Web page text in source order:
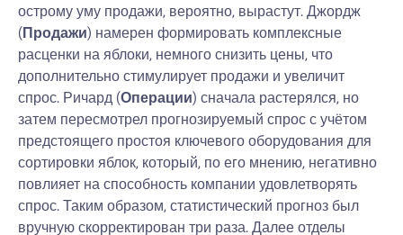
острому уму продажи, вероятно, вырастут. Джордж
(Продажи) намерен формировать комплексные
расценки на яблоки, немного снизить цены, что
дополнительно стимулирует продажи и увеличит
спрос. Ричард (Операции) сначала растерялся, но
затем пересмотрел прогнозируемый спрос с учётом
предстоящего простоя ключевого оборудования для
сортировки яблок, который, по его мнению, негативно
повлияет на способность компании удовлетворять
спрос. Таким образом, статистический прогноз был
вручную скорректирован три раза. Далее отделы